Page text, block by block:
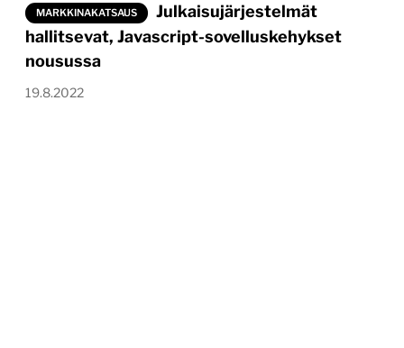
MARKKINAKATSAUS
Julkaisujärjestelmät
hallitsevat, Javascript-sovelluskehykset
nousussa
19.8.2022